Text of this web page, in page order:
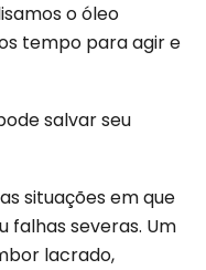
o óleo
tempo para agir e
salvar seu
situações em que
falhas severas. Um
lacrado,